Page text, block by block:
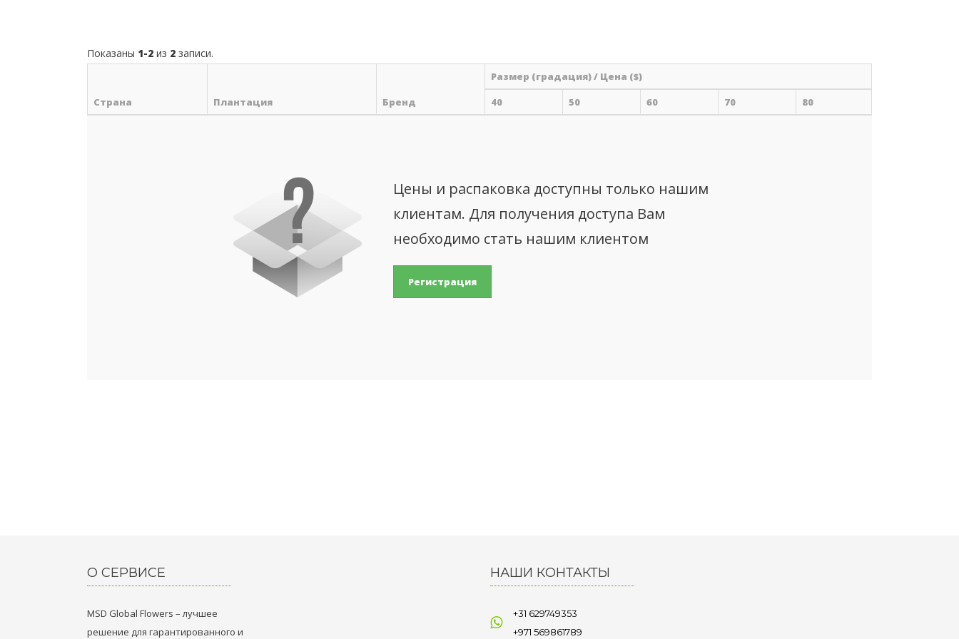
Показаны 1-2 из 2 записи.
Страна Плантация Бренд
Размер (градация) / Цена ($)
40
50 60 70 80
Цены и распаковка доступны только нашим
клиентам. Для получения доступа Вам
необходимо стать нашим клиентом
Регистрация
О СЕРВИСЕ
MSD Global Flowers – лучшее
решение для гарантированного и
НАШИ КОНТАКТЫ
+31 629749353
+971 569861789